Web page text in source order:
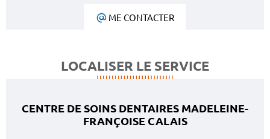
ME CONTACTER
LOCALISER LE SERVICE
CENTRE DE SOINS DENTAIRES MADELEINE-
FRANÇOISE CALAIS